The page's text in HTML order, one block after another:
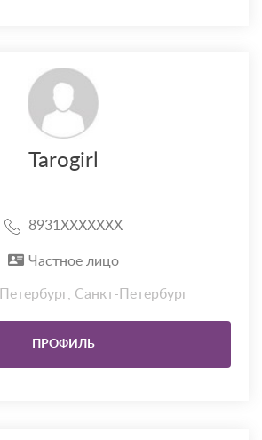
Tarogirl
8931XXXXXXX
Частное лицо
Санкт-Петербург
ПРОФИЛЬ